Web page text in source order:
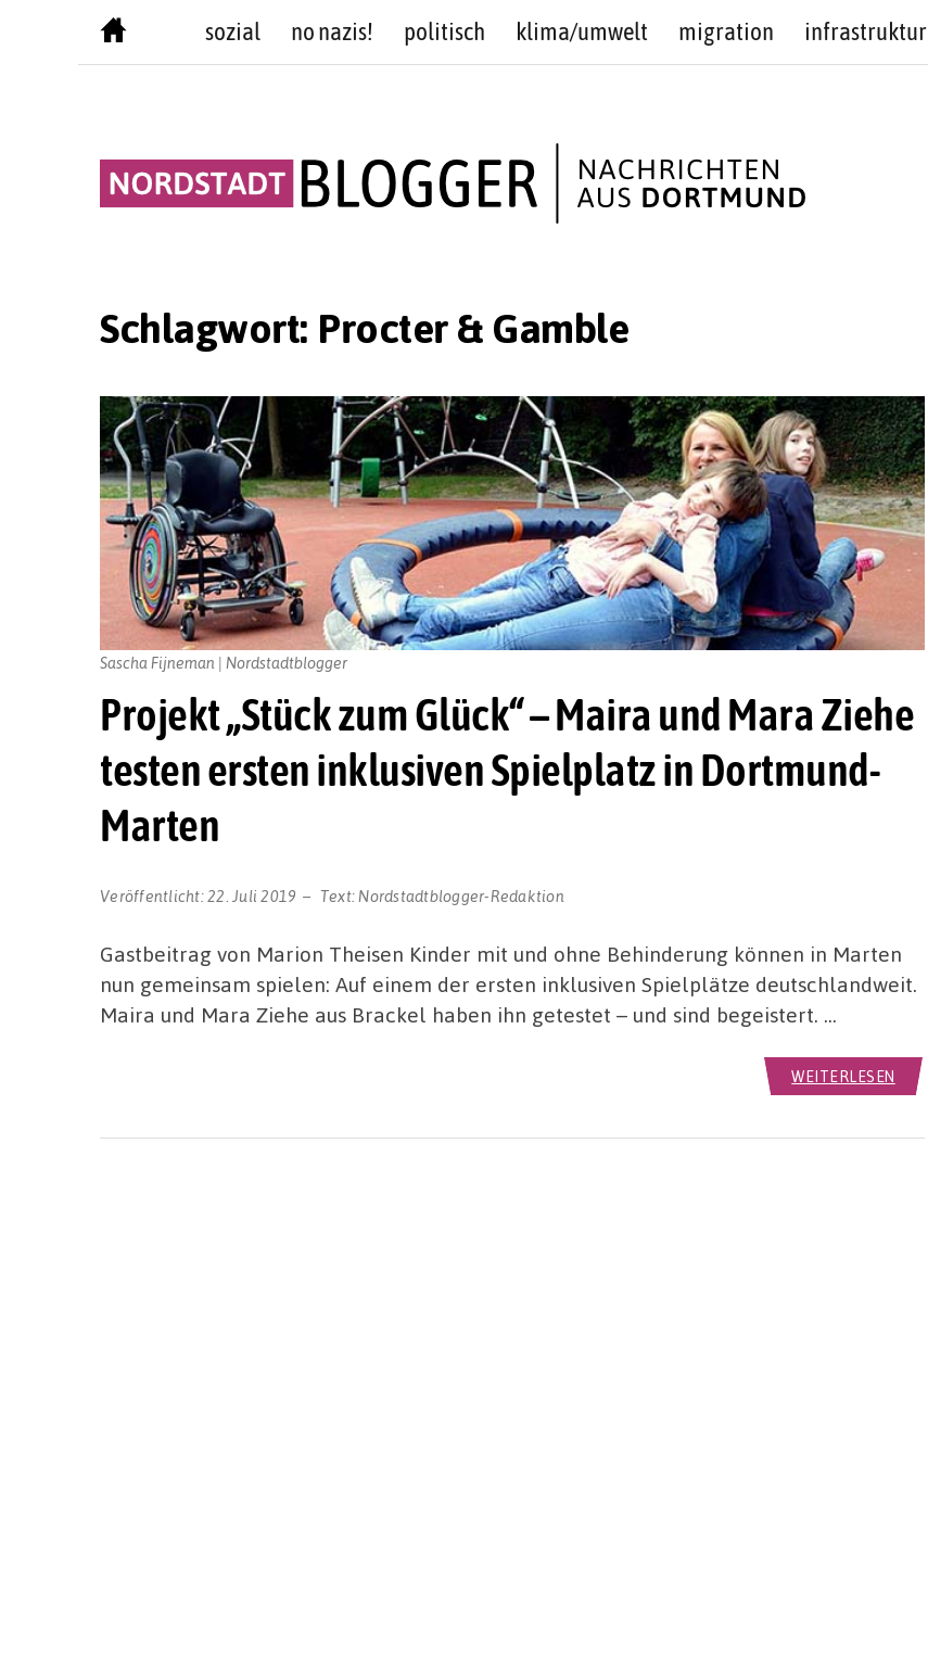
sozial no nazis! politisch klima/umwelt migration infrastruktur
Schlagwort: Procter & Gamble
Projekt „Stück zum Glück“ – Maira und Mara Ziehe
testen ersten inklusiven Spielplatz in Dortmund-
Marten
Veröffentlicht:22. Juli 2019 Text: Nordstadtblogger-Redaktion
Sascha Fijneman | Nordstadtblogger
Gastbeitrag von Marion Theisen Kinder mit und ohne Behinderung können in Marten
nun gemeinsam spielen: Auf einem der ersten inklusiven Spielplätze deutschlandweit.
Maira und Mara Ziehe aus Brackel haben ihn getestet – und sind begeistert. …
WEITERLESEN